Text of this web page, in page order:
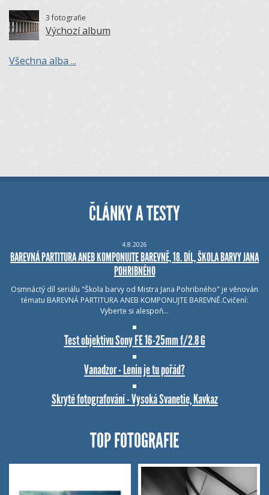
3 fotografie
Výchozí album
Všechna alba ...
ČLÁNKY A TESTY
4.8.2026
BAREVNÁ PARTITURA ANEB KOMPONUJTE BAREVNĚ, 18. DÍL, ŠKOLA BARVY JANA
POHRIBNÉHO
Osmnáctý díl seriálu "Škola barvy od Mistra Jana Pohribného" je věnován
tématu BAREVNÁ PARTITURA ANEB KOMPONUJTE BAREVNĚ.Cvičení:
Vyberte si alespoň…
Test objektivu Sony FE 16-25mm f/2.8 G
Vanadzor - Lenin je tu pořád?
Skryté fotografování - Vysoká Svanetie, Kavkaz
TOP FOTOGRAFIE